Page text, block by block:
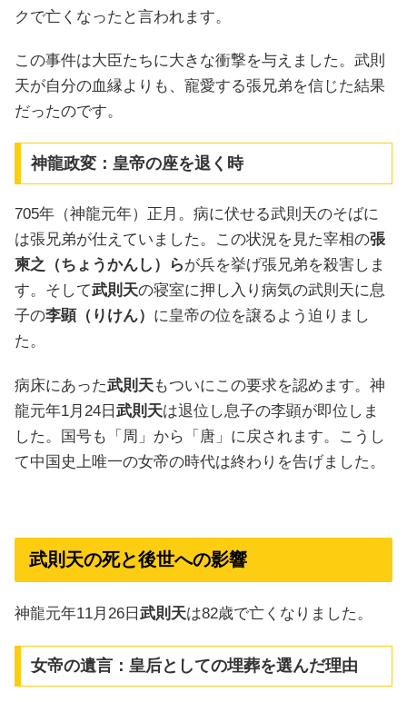
クで亡くなったと言われます。
この事件は大臣たちに大きな衝撃を与えました。武則
天が自分の血縁よりも、寵愛する張兄弟を信じた結果
だったのです。
神龍政変：皇帝の座を退く時
705年（神龍元年）正月。病に伏せる武則天のそばに
は張兄弟が仕えていました。この状況を見た宰相の張
柬之（ちょうかんし）らが兵を挙げ張兄弟を殺害しま
す。そして武則天の寝室に押し入り病気の武則天に息
子の李顕（りけん） に皇帝の位を譲るよう迫りまし
た。
病床にあった武則天もついにこの要求を認めます。神
龍元年1月24日 武則天は退位し息子の李顕が即位しま
した。国号も「周」から「唐」に戻されます。こうし
て中国史上唯一の女帝の時代は終わりを告げました。
武則天の死と後世への影響
神龍元年11月26日 武則天は82歳で亡くなりました。
女帝の遺言：皇后としての埋葬を選んだ理由